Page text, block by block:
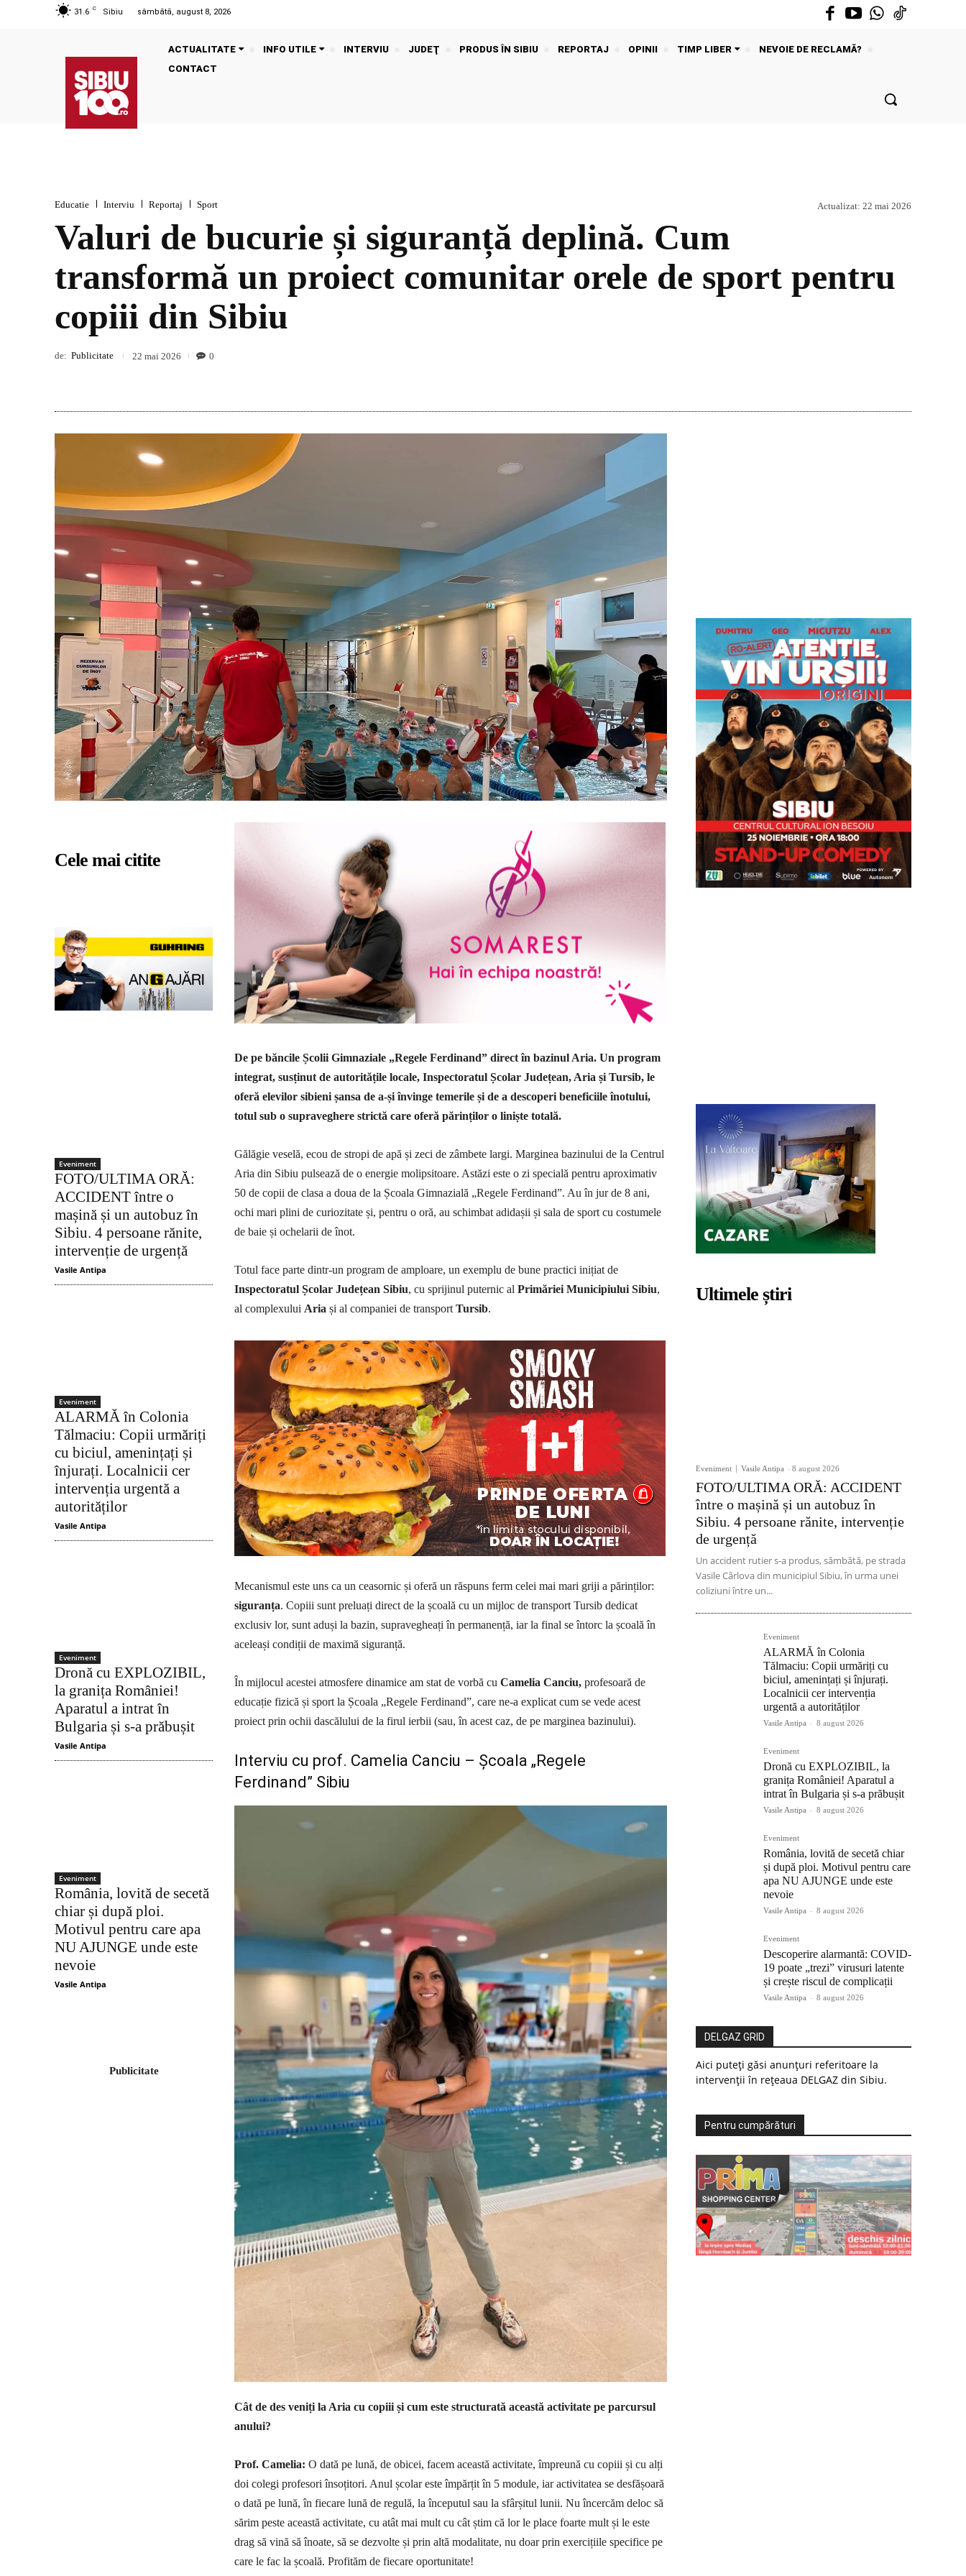
31.6 C Sibiu sâmbătă, august 8, 2026
ACTUALITATE INFO UTILE INTERVIU JUDEŢ PRODUS ÎN SIBIU REPORTAJ OPINII TIMP LIBER
NEVOIE DE RECLAMĂ?
CONTACT
Educatie Interviu Reportaj Sport Actualizat: 22 mai 2026
Valuri de bucurie și siguranță deplină. Cum
transformă un proiect comunitar orele de sport pentru
copiii din Sibiu
de: Publicitate 22 mai 2026 0
Cele mai citite
Eveniment
FOTO/ULTIMA ORĂ:
ACCIDENT între o
mașină și un autobuz în
Sibiu. 4 persoane rănite,
intervenție de urgență
Vasile Antipa
Eveniment
ALARMĂ în Colonia
Tălmaciu: Copii urmăriți
cu biciul, amenințați și
înjurați. Localnicii cer
intervenția urgentă a
autorităților
Vasile Antipa
Eveniment
Dronă cu EXPLOZIBIL,
la granița României!
Aparatul a intrat în
Bulgaria și s-a prăbușit
Vasile Antipa
Eveniment
România, lovită de secetă
chiar și după ploi.
Motivul pentru care apa
NU AJUNGE unde este
nevoie
Vasile Antipa
Publicitate
De pe băncile Școlii Gimnaziale „Regele Ferdinand” direct în bazinul Aria. Un program
integrat, susținut de autoritățile locale, Inspectoratul Școlar Județean, Aria și Tursib, le
oferă elevilor sibieni șansa de a-și învinge temerile și de a descoperi beneficiile înotului,
totul sub o supraveghere strictă care oferă părinților o liniște totală.
Gălăgie veselă, ecou de stropi de apă și zeci de zâmbete largi. Marginea bazinului de la Centrul
Aria din Sibiu pulsează de o energie molipsitoare. Astăzi este o zi specială pentru aproximativ
50 de copii de clasa a doua de la Școala Gimnazială „Regele Ferdinand”. Au în jur de 8 ani,
ochi mari plini de curiozitate și, pentru o oră, au schimbat adidașii și sala de sport cu costumele
de baie și ochelarii de înot.
Totul face parte dintr-un program de amploare, un exemplu de bune practici inițiat de
Inspectoratul Școlar Județean Sibiu, cu sprijinul puternic al Primăriei Municipiului Sibiu,
al complexului Aria și al companiei de transport Tursib.
Mecanismul este uns ca un ceasornic și oferă un răspuns ferm celei mai mari griji a părinților:
siguranța. Copiii sunt preluați direct de la școală cu un mijloc de transport Tursib dedicat
exclusiv lor, sunt aduși la bazin, supravegheați în permanență, iar la final se întorc la școală în
aceleași condiții de maximă siguranță.
În mijlocul acestei atmosfere dinamice am stat de vorbă cu Camelia Canciu, profesoară de
educație fizică și sport la Școala „Regele Ferdinand”, care ne-a explicat cum se vede acest
proiect prin ochii dascălului de la firul ierbii (sau, în acest caz, de pe marginea bazinului).
Interviu cu prof. Camelia Canciu – Școala „Regele
Ferdinand” Sibiu
Cât de des veniți la Aria cu copiii și cum este structurată această activitate pe parcursul
anului?
Prof. Camelia: O dată pe lună, de obicei, facem această activitate, împreună cu copiii și cu alți
doi colegi profesori însoțitori. Anul școlar este împărțit în 5 module, iar activitatea se desfășoară
o dată pe lună, în fiecare lună de regulă, la începutul sau la sfârșitul lunii. Nu încercăm deloc să
sărim peste această activitate, cu atât mai mult cu cât știm că lor le place foarte mult și le este
drag să vină să înoate, să se dezvolte și prin altă modalitate, nu doar prin exercițiile specifice pe
care le fac la școală. Profităm de fiecare oportunitate!
Ultimele știri
Eveniment Vasile Antipa - 8 august 2026
FOTO/ULTIMA ORĂ: ACCIDENT
între o mașină și un autobuz în
Sibiu. 4 persoane rănite, intervenție
de urgență
Un accident rutier s-a produs, sâmbătă, pe strada
Vasile Cârlova din municipiul Sibiu, în urma unei
coliziuni între un...
Eveniment
ALARMĂ în Colonia
Tălmaciu: Copii urmăriți cu
biciul, amenințați și înjurați.
Localnicii cer intervenția
urgentă a autorităților
Vasile Antipa - 8 august 2026
Eveniment
Dronă cu EXPLOZIBIL, la
granița României! Aparatul a
intrat în Bulgaria și s-a prăbușit
Vasile Antipa - 8 august 2026
Eveniment
România, lovită de secetă chiar
și după ploi. Motivul pentru care
apa NU AJUNGE unde este
nevoie
Vasile Antipa - 8 august 2026
Eveniment
Descoperire alarmantă: COVID-
19 poate „trezi” virusuri latente
și crește riscul de complicații
Vasile Antipa - 8 august 2026
DELGAZ GRID
Aici puteți găsi anunțuri referitoare la
intervenții în rețeaua DELGAZ din Sibiu.
Pentru cumpărături